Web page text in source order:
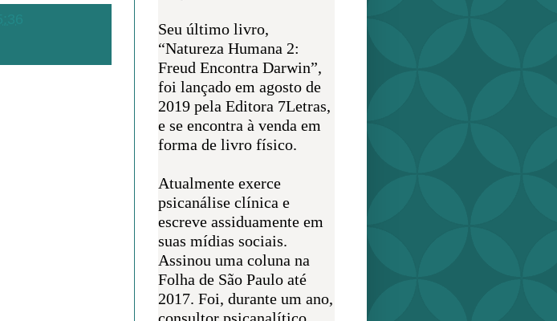
Seu último livro,
“Natureza Humana 2:
Freud Encontra Darwin”,
foi lançado em agosto de
2019 pela Editora 7Letras,
e se encontra à venda em
forma de livro físico.
Atualmente exerce
psicanálise clínica e
escreve assiduamente em
suas mídias sociais.
Assinou uma coluna na
Folha de São Paulo até
2017. Foi, durante um ano,